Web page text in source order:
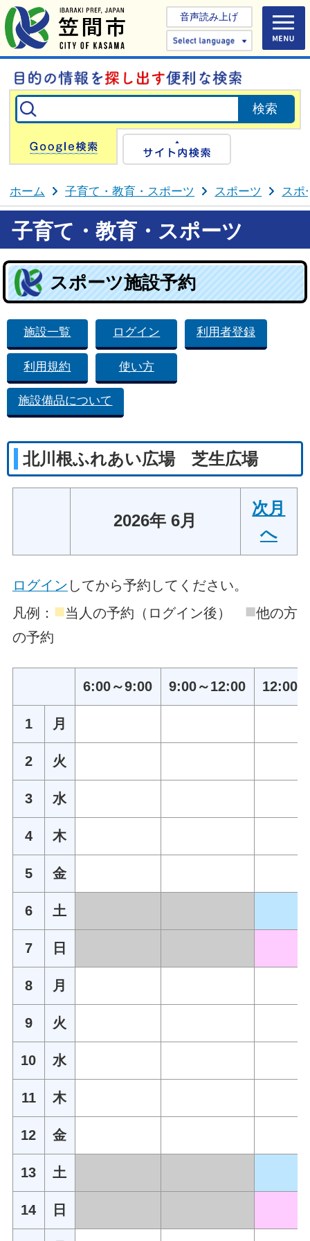
音声読み上げ
Select
Google検索
ホーム 子育て・教育・スポーツ スポーツ スポ
子育て・教育・スポーツ
スポーツ施設予約
施設一覧 ログイン 利用者登録
利用規約 使い方
施設備品について
北川根ふれあい広場 芝生広場
2026年 6月
次月
へ
ログイン してから予約してください。
凡例： ■当人の予約（ログイン後） ■他の方
の予約
6:00～9:00 9:00～12:00 12:00
1 月
2 火
3 水
4 木
5 金
6 土
7 日
8 月
9 火
10 水
11 木
12 金
13 土
14 日